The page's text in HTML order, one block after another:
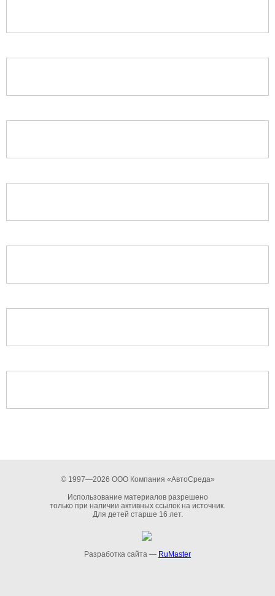
© 1997—2026 ООО Компания «АвтоСреда»
Использование материалов разрешено
только при наличии активных ссылок на источник.
Для детей старше 16 лет.
Разработка сайта — RuMaster